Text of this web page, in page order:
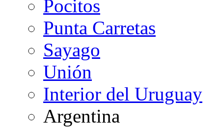
Pocitos
Punta Carretas
Sayago
Unión
Interior del Uruguay
Argentina